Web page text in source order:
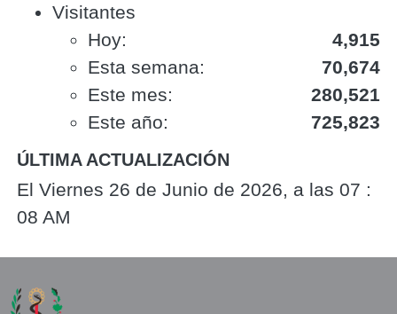
Visitantes
Hoy:
4,915
Esta semana:
70,674
Este mes:
280,521
Este año:
725,823
ÚLTIMA ACTUALIZACIÓN
El Viernes 26 de Junio de 2026, a las 07 :
08 AM